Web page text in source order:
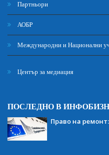
Партньори
АОБР
Международни и Национални
Център за медиация
ПОСЛЕДНО В
Право на